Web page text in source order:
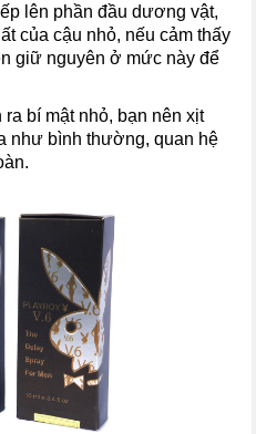
lên phần đầu dương vật,
của cậu nhỏ, nếu cảm thấy
giữ nguyên ở mức này để
bí mật nhỏ, bạn nên xịt
như bình thường, quan hệ